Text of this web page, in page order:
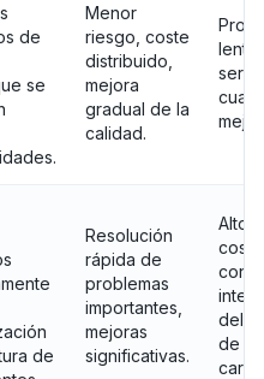
de
se
Menor
riesgo, coste
distribuido,
mejora
gradual de la
calidad.
ser
de
Resolución
rápida de
problemas
importantes,
mejoras
significativas.
Alto
coste
del
de